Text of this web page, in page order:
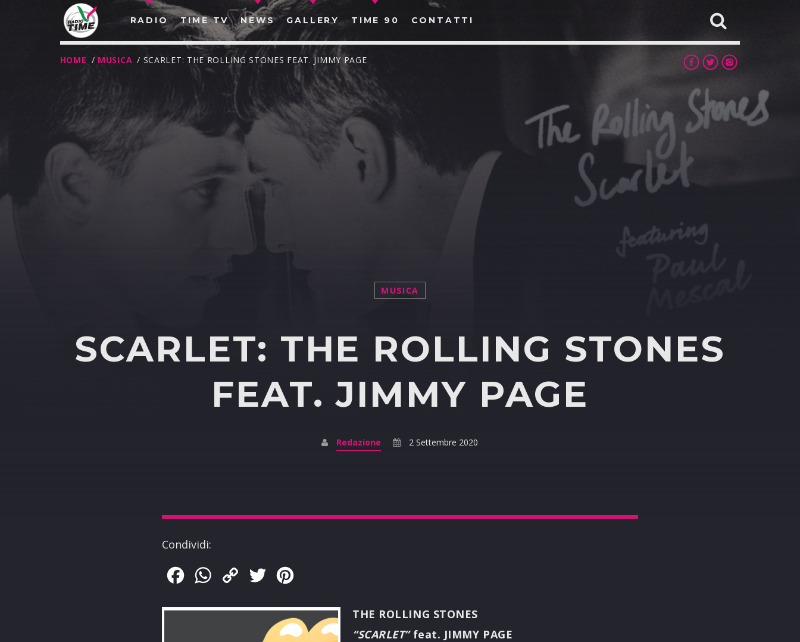
RADIO TIME TV NEWS GALLERY TIME 90 CONTATTI
CERCA NEL SITO WEB:
HOME / MUSICA / SCARLET: THE ROLLING STONES FEAT. JIMMY PAGE
MUSICA
SCARLET: THE ROLLING STONES
FEAT. JIMMY PAGE
Redazione 2 Settembre 2020
Condividi:
FacebookWhatsApp
Copy
Twitter
THE ROLLING STONES
“SCARLET” feat. JIMMY PAGE